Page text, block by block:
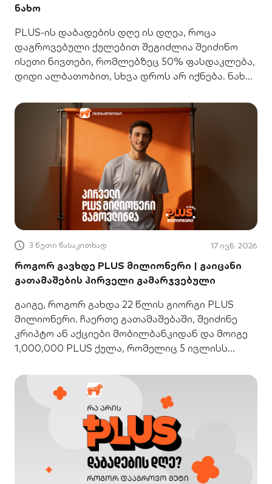
ნახო
PLUS-ის დაბადების დღე ის დღეა, როცა
დაგროვებული ქულებით შეგიძლია შეიძინო
ისეთი ნივთები, რომლებზეც 50% ფასდაკლება,
დიდი ალბათობით, სხვა დროს არ იქნება. ნახე
3 წუთი წასაკითხად 17 ივნ. 2026
როგორ გავხდე PLUS მილიონერი | გაიცანი
გათამაშების პირველი გამარჯვებული
გაიგე, როგორ გახდა 22 წლის გიორგი PLUS
მილიონერი. ჩაერთე გათამაშებაში, შეიძინე
კრიპტო ან აქციები მობილბანკიდან და მოიგე
1,000,000 PLUS ქულა, რომელიც 5 ივლისს